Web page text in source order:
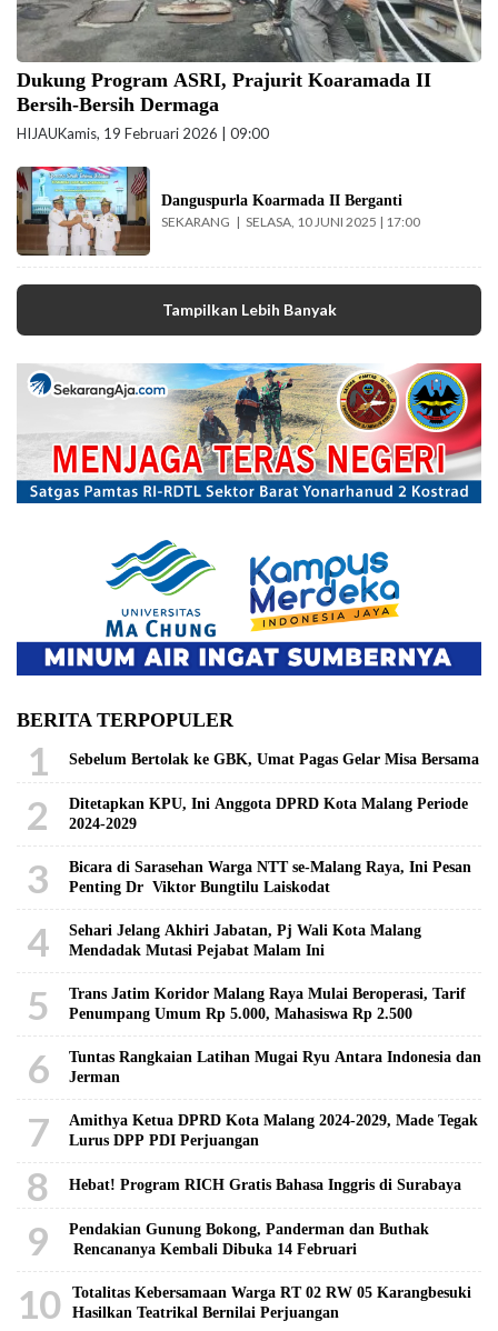
Dukung Program ASRI, Prajurit Koaramada II
Bersih-Bersih Dermaga
HIJAUKamis, 19 Februari 2026 | 09:00
Pangkoarmada II
Laksda TNI I. G. P.
Alit Jaya, SH, M.Si di
Gedung Panti
Tjahaya Armada,
Surabaya usai
Danguspurla
Laksma TNI Amrin
Rosihan
kepada Laksma TNI
Endra Hartono, SH,
M.Han di Gedung
Selasa (10/6/2025)
hari ini. (foto: Pen/2)
Danguspurla Koarmada II Berganti
SEKARANG
SELASA, 10 JUNI 2025 | 17:00
Tampilkan Lebih Banyak
BERITA TERPOPULER
1 Sebelum Bertolak ke GBK, Umat Pagas Gelar Misa Bersama
2
Ditetapkan KPU, Ini Anggota DPRD Kota Malang Periode
2024-2029
3
Bicara di Sarasehan Warga NTT se-Malang Raya, Ini Pesan
Penting Dr Viktor Bungtilu Laiskodat
4
Sehari Jelang Akhiri Jabatan, Pj Wali Kota Malang
Mendadak Mutasi Pejabat Malam Ini
5
Trans Jatim Koridor Malang Raya Mulai Beroperasi, Tarif
Penumpang Umum Rp 5.000, Mahasiswa Rp 2.500
6
Tuntas Rangkaian Latihan Mugai Ryu Antara Indonesia dan
Jerman
7
Amithya Ketua DPRD Kota Malang 2024-2029, Made Tegak
Lurus DPP PDI Perjuangan
8 Hebat! Program RICH Gratis Bahasa Inggris di Surabaya
9
Pendakian Gunung Bokong, Panderman dan Buthak
Rencananya Kembali Dibuka 14 Februari
10
Totalitas Kebersamaan Warga RT 02 RW 05 Karangbesuki
Hasilkan Teatrikal Bernilai Perjuangan